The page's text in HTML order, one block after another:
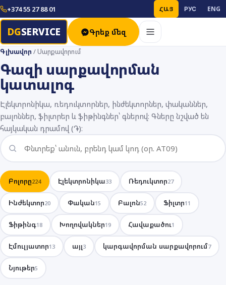
+374 55 27 88 01 ՀԱՅ РУС ENG
DGSERVICE Գրեք մեզ
Գլխավոր /Սարքավորում
Գազի սարքավորման
կատալոգ
Էլեկտրոնիկա, ռեդուկտորներ, ինժեկտորներ, փականներ,
բալոններ, ֆիլտրեր և ֆիթինգներ՝ գներով։ Գները նշված են
հայկական դրամով (֏)։
Բոլորը224 Էլեկտրոնիկա33 Ռեդուկտոր27
Ինժեկտոր20 Փական15 Բալոն52 Ֆիլտր11
Ֆիթինգ18 Խողովակներ19 Հավաքածու1
Էմուլյատոր13 այլ3 կարգավորման սարքավորում7
Նյութեր5